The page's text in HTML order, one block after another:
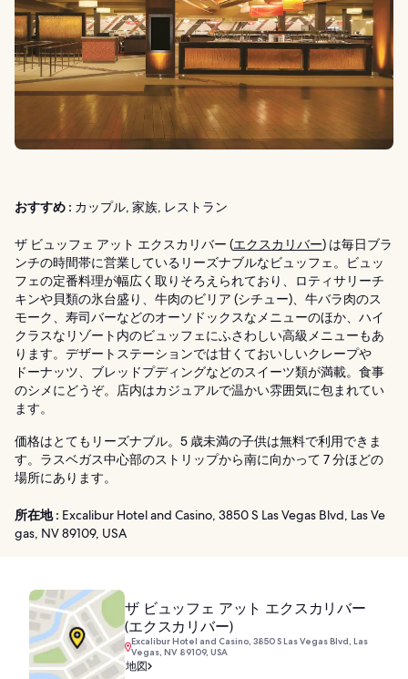
おすすめ : カップル, 家族, レストラン
ザ ビュッフェ アット エクスカリバー (エクスカリバー) は毎日ブラ
ンチの時間帯に営業しているリーズナブルなビュッフェ。ビュッ
フェの定番料理が幅広く取りそろえられており、ロティサリーチ
キンや貝類の氷台盛り、牛肉のビリア (シチュー)、牛バラ肉のス
モーク、寿司バーなどのオーソドックスなメニューのほか、ハイ
クラスなリゾート内のビュッフェにふさわしい高級メニューもあ
ります。デザートステーションでは甘くておいしいクレープや
ドーナッツ、ブレッドプディングなどのスイーツ類が満載。食事
のシメにどうぞ。店内はカジュアルで温かい雰囲気に包まれてい
ます。
価格はとてもリーズナブル。5 歳未満の子供は無料で利用できま
す。ラスベガス中心部のストリップから南に向かって 7 分ほどの
場所にあります。
所在地 : Excalibur Hotel and Casino, 3850 S Las Vegas Blvd, Las Ve
gas, NV 89109, USA
ザ ビュッフェ アット エクスカリバー
(エクスカリバー)
Excalibur Hotel and Casino, 3850 S Las Vegas Blvd, Las
Vegas, NV 89109, USA
地図